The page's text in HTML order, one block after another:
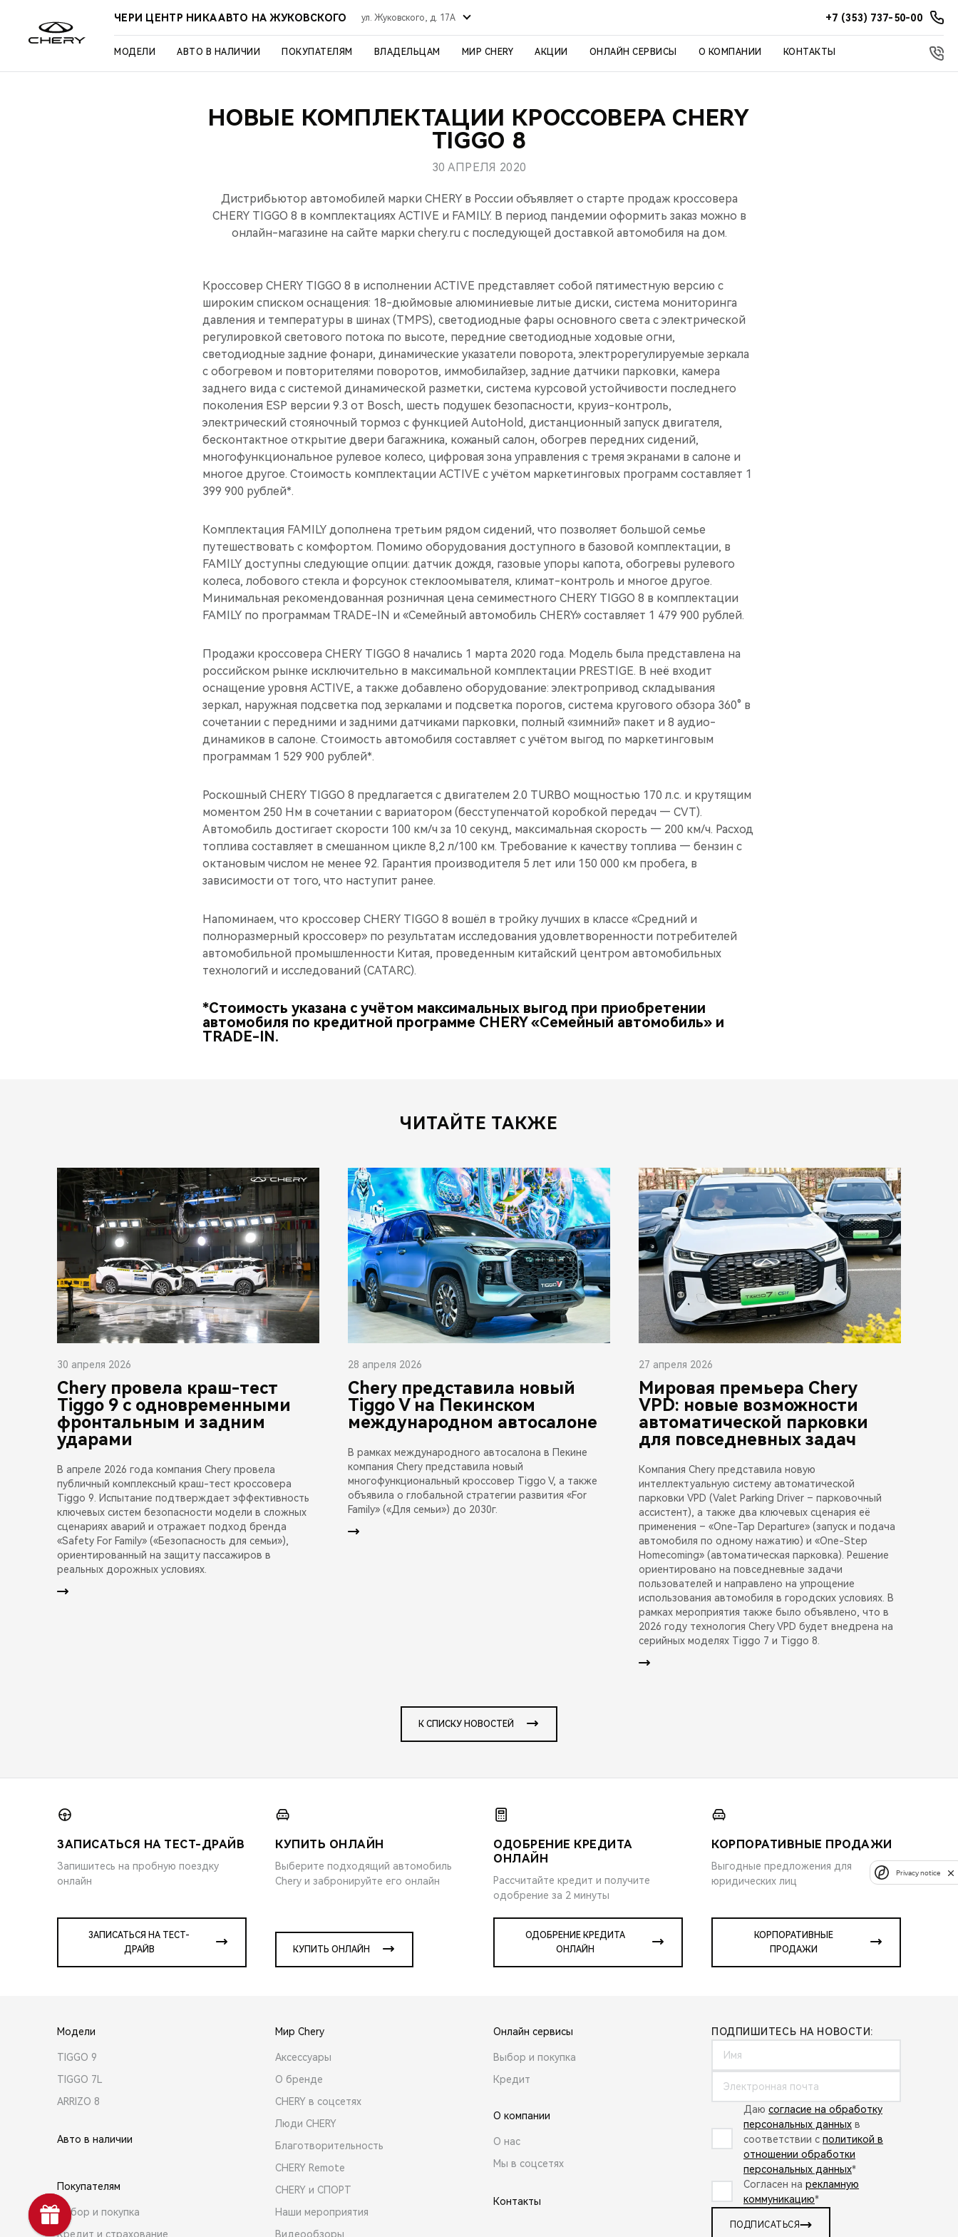
ЧЕРИ ЦЕНТР НИКА АВТО НА ЖУКОВСКОГО ул. Жуковского, д. 17А +7 (353) 737-50-00
МОДЕЛИ АВТО В НАЛИЧИИ ПОКУПАТЕЛЯМ ВЛАДЕЛЬЦАМ МИР CHERY АКЦИИ ОНЛАЙН СЕРВИСЫ О КОМПАНИИ КОНТАКТЫ
НОВЫЕ КОМПЛЕКТАЦИИ КРОССОВЕРА CHERY
TIGGO 8
30 АПРЕЛЯ 2020
Дистрибьютор автомобилей марки CHERY в России объявляет о старте продаж кроссовера
CHERY TIGGO 8 в комплектациях ACTIVE и FAMILY. В период пандемии оформить заказ можно в
онлайн-магазине на сайте марки chery.ru c последующей доставкой автомобиля на дом.
Кроссовер CHERY TIGGO 8 в исполнении ACTIVE представляет собой пятиместную версию с
широким списком оснащения: 18-дюймовые алюминиевые литые диски, система мониторинга
давления и температуры в шинах (TMPS), cветодиодные фары основного света c электрической
регулировкой светового потока по высоте, передние светодиодные ходовые огни,
светодиодные задние фонари, динамические указатели поворота, электрорегулируемые зеркала
с обогревом и повторителями поворотов, иммобилайзер, задние датчики парковки, камера
заднего вида с системой динамической разметки, система курсовой устойчивости последнего
поколения ESP версии 9.3 от Bosch, шесть подушек безопасности, круиз-контроль,
электрический стояночный тормоз с функцией AutoHold, дистанционный запуск двигателя,
бесконтактное открытие двери багажника, кожаный салон, обогрев передних сидений,
многофункциональное рулевое колесо, цифровая зона управления с тремя экранами в салоне и
многое другое. Стоимость комплектации ACTIVE c учётом маркетинговых программ составляет 1
399 900 рублей*.
Комплектация FAMILY дополнена третьим рядом сидений, что позволяет большой семье
путешествовать с комфортом. Помимо оборудования доступного в базовой комплектации, в
FAMILY доступны следующие опции: датчик дождя, газовые упоры капота, обогревы рулевого
колеса, лобового стекла и форсунок стеклоомывателя, климат-контроль и многое другое.
Минимальная рекомендованная розничная цена семиместного CHERY TIGGO 8 в комплектации
FAMILY по программам TRADE-IN и «Семейный автомобиль CHERY» составляет 1 479 900 рублей.
Продажи кроссовера CHERY TIGGO 8 начались 1 марта 2020 года. Модель была представлена на
российском рынке исключительно в максимальной комплектации PRESTIGE. В неё входит
оснащение уровня ACTIVE, а также добавлено оборудование: электропривод складывания
зеркал, наружная подсветка под зеркалами и подсветка порогов, система кругового обзора 360° в
сочетании с передними и задними датчиками парковки, полный «зимний» пакет и 8 аудио-
динамиков в салоне. Стоимость автомобиля составляет с учётом выгод по маркетинговым
программам 1 529 900 рублей*.
Роскошный CHERY TIGGO 8 предлагается с двигателем 2.0 TURBO мощностью 170 л.c. и крутящим
моментом 250 Нм в сочетании с вариатором (бесступенчатой коробкой передач — CVT).
Автомобиль достигает скорости 100 км/ч за 10 секунд, максимальная скорость — 200 км/ч. Расход
топлива составляет в смешанном цикле 8,2 л/100 км. Требование к качеству топлива — бензин с
октановым числом не менее 92. Гарантия производителя 5 лет или 150 000 км пробега, в
зависимости от того, что наступит ранее.
Напоминаем, что кроссовер CHERY TIGGO 8 вошёл в тройку лучших в классе «Средний и
полноразмерный кроссовер» по результатам исследования удовлетворенности потребителей
автомобильной промышленности Китая, проведенным китайский центром автомобильных
технологий и исследований (CATARC).
*Стоимость указана с учётом максимальных выгод при приобретении
автомобиля по кредитной программе CHERY «Семейный автомобиль» и
TRADE-IN.
ЧИТАЙТЕ ТАКЖЕ
30 апреля 2026
Chery провела краш-тест
Tiggo 9 с одновременными
фронтальным и задним
ударами
В апреле 2026 года компания Chery провела
публичный комплексный краш-тест кроссовера
Tiggo 9. Испытание подтверждает эффективность
ключевых систем безопасности модели в сложных
сценариях аварий и отражает подход бренда
«Safety For Family» («Безопасность для семьи»),
ориентированный на защиту пассажиров в
реальных дорожных условиях.
28 апреля 2026
Chery представила новый
Tiggo V на Пекинском
международном автосалоне
В рамках международного автосалона в Пекине
компания Chery представила новый
многофункциональный кроссовер Tiggo V, а также
объявила о глобальной стратегии развития «For
Family» («Для семьи») до 2030г.
27 апреля 2026
Мировая премьера Chery
VPD: новые возможности
автоматической парковки
для повседневных задач
Компания Chery представила новую
интеллектуальную систему автоматической
парковки VPD (Valet Parking Driver – парковочный
ассистент), а также два ключевых сценария её
применения – «One-Tap Departure» (запуск и подача
автомобиля по одному нажатию) и «One-Step
Homecoming» (автоматическая парковка). Решение
ориентировано на повседневные задачи
пользователей и направлено на упрощение
использования автомобиля в городских условиях. В
рамках мероприятия также было объявлено, что в
2026 году технология Chery VPD будет внедрена на
серийных моделях Tiggo 7 и Tiggo 8.
К СПИСКУ НОВОСТЕЙ
ЗАПИСАТЬСЯ НА ТЕСТ-ДРАЙВ
Запишитесь на пробную поездку
онлайн
ЗАПИСАТЬСЯ НА ТЕСТ-
ДРАЙВ
КУПИТЬ ОНЛАЙН
Выберите подходящий автомобиль
Chery и забронируйте его онлайн
КУПИТЬ ОНЛАЙН
ОДОБРЕНИЕ КРЕДИТА
ОНЛАЙН
Рассчитайте кредит и получите
одобрение за 2 минуты
ОДОБРЕНИЕ КРЕДИТА
ОНЛАЙН
КОРПОРАТИВНЫЕ ПРОДАЖИ
Выгодные предложения для
юридических лиц
КОРПОРАТИВНЫЕ
ПРОДАЖИ
Модели
TIGGO 9
TIGGO 7L
ARRIZO 8
Авто в наличии
Покупателям
Выбор и покупка
Кредит и страхование
Мир Chery
Аксессуары
О бренде
CHERY в соцсетях
Люди CHERY
Благотворительность
CHERY Remote
CHERY и СПОРТ
Наши мероприятия
Видеообзоры
Онлайн сервисы
Выбор и покупка
Кредит
О компании
О нас
Мы в соцсетях
Контакты
ПОДПИШИТЕСЬ НА НОВОСТИ:
Даю согласие на обработку
персональных данных в
соответствии с политикой в
отношении обработки
персональных данных*
Согласен на рекламную
коммуникацию*
ПОДПИСАТЬСЯ
Privacy notice